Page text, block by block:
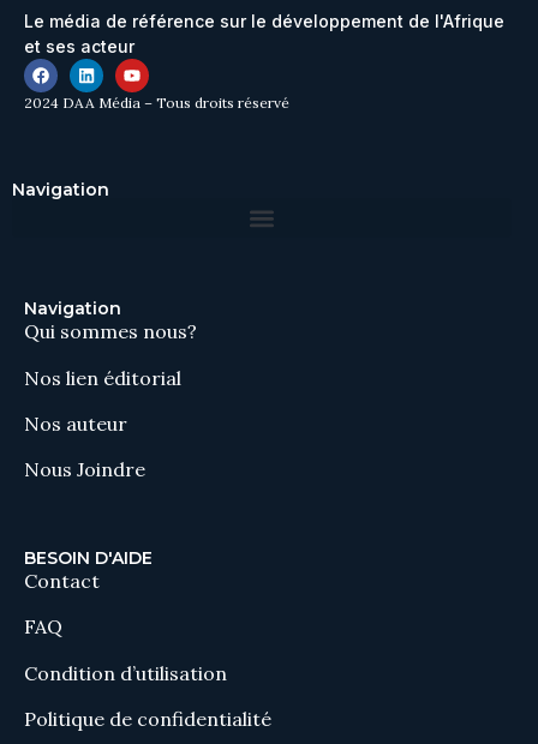
Le média de référence sur le développement de l'Afrique
et ses acteur
2024 DAA Média – Tous droits réservé
Navigation
Navigation
Qui sommes nous?
Nos lien éditorial
Nos auteur
Nous Joindre
BESOIN D'AIDE
Contact
FAQ
Condition d’utilisation
Politique de confidentialité